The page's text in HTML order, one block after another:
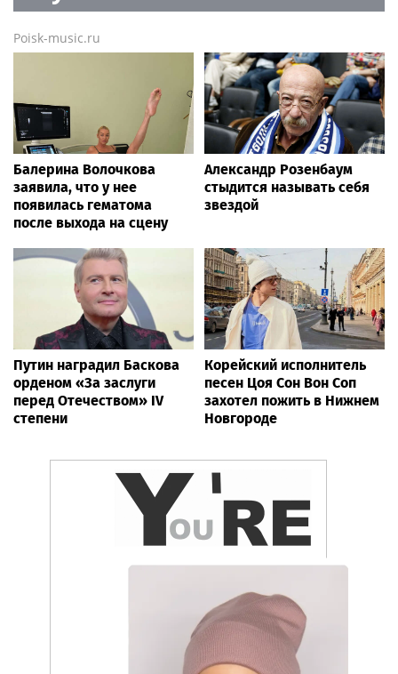
Smi24.net
Против Лерчек возбудили
уголовное дело после
обысков летом 2025 года
В Петербурге задержали
пытавшихся забраться на
Смольный собор
Врач Савицкая
рассказала, как
метеозависимым
Курс доллара превысил
82 рубля впервые с 26
марта
Музыкальные новости